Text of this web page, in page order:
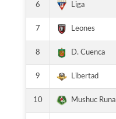
6 Liga
7 Leones
8 D. Cuenca
9 Libertad
10 Mushuc Runa